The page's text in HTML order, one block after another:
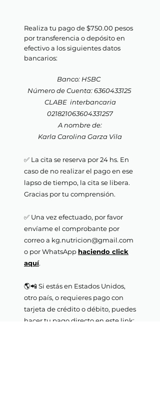
Realiza tu pago de $750.00 pesos
por transferencia o depósito en
efectivo a los siguientes datos
bancarios:
Banco: HSBC
Número de Cuenta: 6360433125
CLABE interbancaria
021821063604331257
A nombre de:
Karla Carolina Garza Vila
✅ La cita se reserva por 24 hs. En
caso de no realizar el pago en ese
lapso de tiempo, la cita se libera.
Gracias por tu comprensión.
✅ Una vez efectuado, por favor
envíame el comprobante por
correo a kg.nutricion@gmail.com
o por WhatsApp haciendo click
aquí.
🌎📲 Si estás en Estados Unidos,
otro país, o requieres pago con
tarjeta de crédito o débito, puedes
hacer tu pago directo en este link: